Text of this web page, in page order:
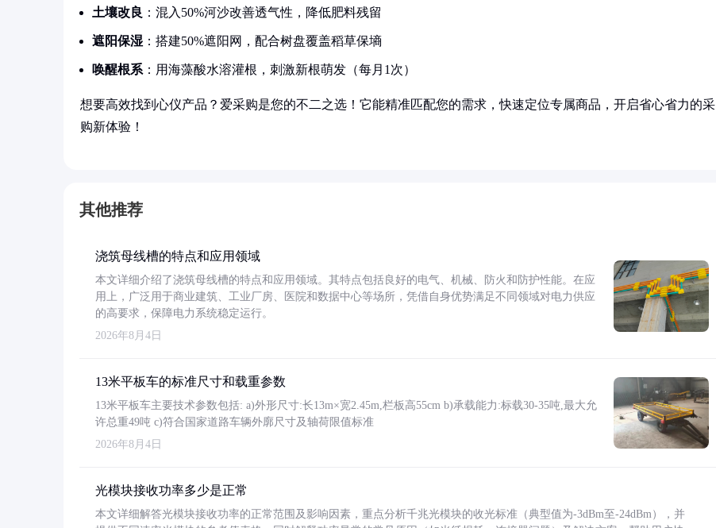
土壤改良 ：混入50%河沙改善透气性，降低肥料残留
遮阳保湿 ：搭建50%遮阳网，配合树盘覆盖稻草保墒
唤醒根系 ：用海藻酸水溶灌根，刺激新根萌发（每月1次）
想要高效找到心仪产品？爱采购是您的不二之选！它能精准匹配您的需求，快速定位专属商品，开启省心省力的采
购新体验！
其他推荐
浇筑母线槽的特点和应用领域
本文详细介绍了浇筑母线槽的特点和应用领域。其特点包括良好的电气、机械、防火和防护性能。在应
用上，广泛用于商业建筑、工业厂房、医院和数据中心等场所，凭借自身优势满足不同领域对电力供应
的高要求，保障电力系统稳定运行。
2026年8月4日
13米平板车的标准尺寸和载重参数
13米平板车主要技术参数包括: a)外形尺寸:长13m×宽2.45m,栏板高55cm b)承载能力:标载30-35吨,最大允
许总重49吨 c)符合国家道路车辆外廓尺寸及轴荷限值标准
2026年8月4日
光模块接收功率多少是正常
本文详细解答光模块接收功率的正常范围及影响因素，重点分析千兆光模块的收光标准（典型值为-3dBm至-24dBm），并